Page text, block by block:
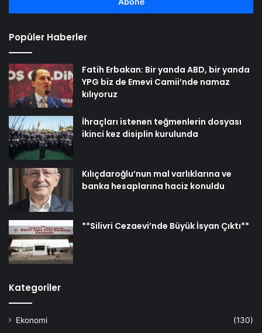
Popüler Haberler
Fatih Erbakan: Bir yanda ABD, bir yanda
YPG biz de Emevi Camii’nde namaz
kılıyoruz
İhraçları istenen teğmenlerin dosyası
ikinci kez disiplin kurulunda
Kılıçdaroğlu’nun mal varlıklarına ve
banka hesaplarına haciz konuldu
**Silivri Cezaevi’nde Büyük İsyan Çıktı**
Kategoriler
Ekonomi
(130)